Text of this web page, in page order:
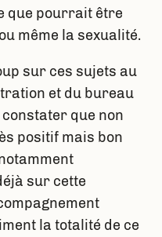
que pourrait être
même la sexualité.
sur ces sujets au
et du bureau
que non
positif mais bon
sur cette
la totalité de ce